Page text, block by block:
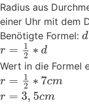
Radius aus
einer Uhr mit dem
Benötigte Formel: d
r =
1
2 ∗ d
Wert in die Formel
r =
1
2 ∗ 7cm
r = 3, 5cm